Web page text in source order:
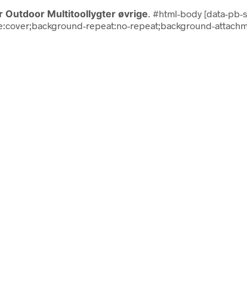
Outdoor Multitoollygter øvrige . #html-body [data-pb-
repeat:no-repeat;background-